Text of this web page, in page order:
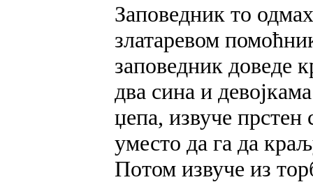
Заповедник то
златаревом
заповедник доведе
два сина и
џепа, извуче
уместо да га да
Потом извуче из